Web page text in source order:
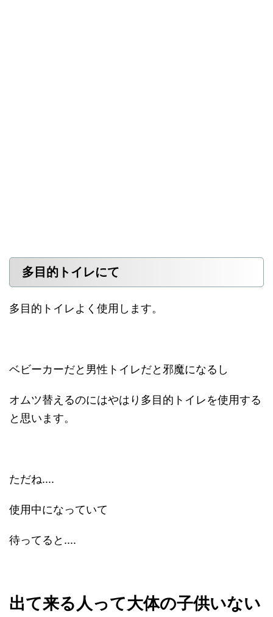
多目的トイレにて
多目的トイレよく使用します。
ベビーカーだと男性トイレだと邪魔になるし
オムツ替えるのにはやはり多目的トイレを使用する
と思います。
ただね....
使用中になっていて
待ってると....
出て来る人って大体の子供いない